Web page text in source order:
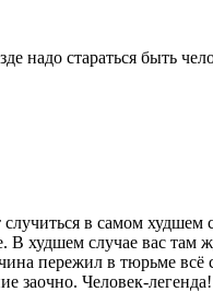
надо стараться быть
в самом худшем
худшем случае вас
пережил в тюрьме всё
заочно. Человек-